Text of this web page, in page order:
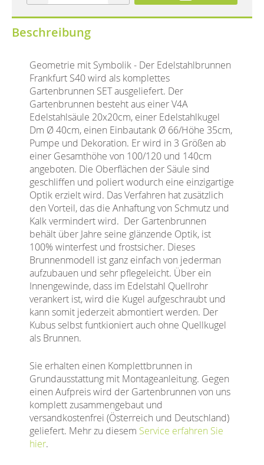
Beschreibung
Geometrie mit Symbolik - Der Edelstahlbrunnen
Frankfurt S40 wird als komplettes
Gartenbrunnen SET ausgeliefert. Der
Gartenbrunnen besteht aus einer V4A
Edelstahlsäule 20x20cm, einer Edelstahlkugel
Dm Ø 40cm, einen Einbautank Ø 66/Höhe 35cm,
Pumpe und Dekoration. Er wird in 3 Größen ab
einer Gesamthöhe von 100/120 und 140cm
angeboten. Die Oberflächen der Säule sind
geschliffen und poliert wodurch eine einzigartige
Optik erzielt wird. Das Verfahren hat zusätzlich
den Vorteil, das die Anhaftung von Schmutz und
Kalk vermindert wird. Der Gartenbrunnen
behält über Jahre seine glänzende Optik, ist
100% winterfest und frostsicher. Dieses
Brunnenmodell ist ganz einfach von jederman
aufzubauen und sehr pflegeleicht. Über ein
Innengewinde, dass im Edelstahl Quellrohr
verankert ist, wird die Kugel aufgeschraubt und
kann somit jederzeit abmontiert werden. Der
Kubus selbst funtkioniert auch ohne Quellkugel
als Brunnen.
Sie erhalten einen Komplettbrunnen in
Grundausstattung mit Montageanleitung. Gegen
einen Aufpreis wird der Gartenbrunnen von uns
komplett zusammengebaut und
versandkostenfrei (Österreich und Deutschland)
geliefert. Mehr zu diesem Service erfahren Sie
hier.